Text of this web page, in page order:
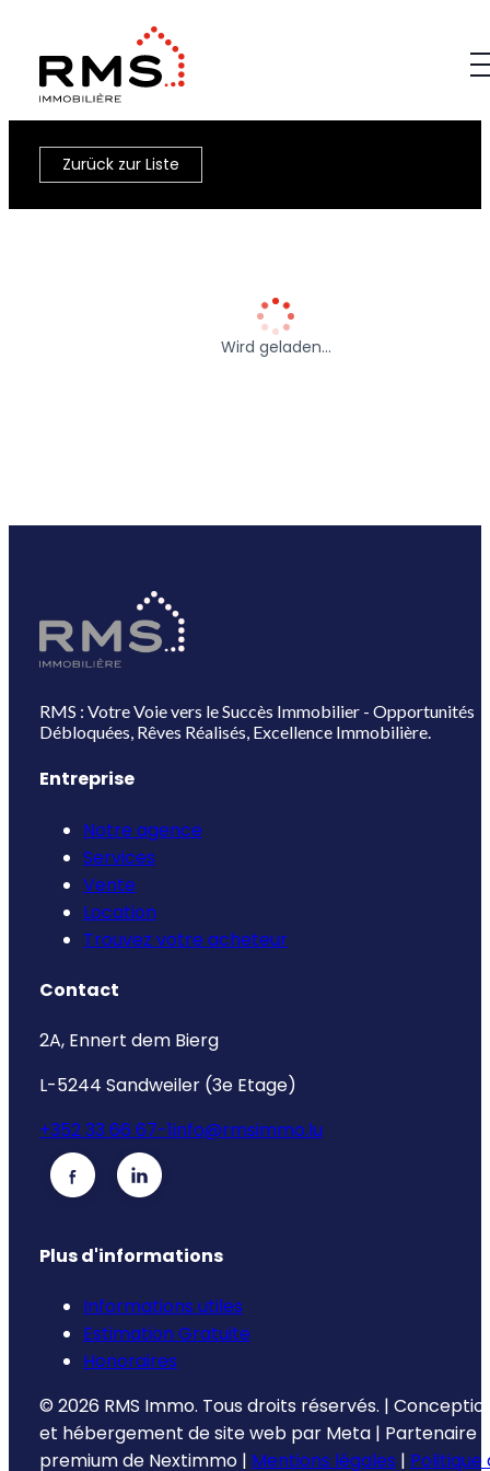
Zurück zur Liste
Wird geladen…
RMS : Votre Voie vers le Succès Immobilier - Opportunités
Débloquées, Rêves Réalisés, Excellence Immobilière.
Entreprise
Notre agence
Services
Vente
Location
Trouvez votre acheteur
Contact
2A, Ennert dem Bierg
L-5244 Sandweiler (3e Etage)
+352 33 66 67-1info@rmsimmo.lu
Plus d'informations
Informations utiles
Estimation Gratuite
Honoraires
© 2026 RMS Immo. Tous droits réservés. |
et hébergement de site web par Meta | Partenaire
premium de Nextimmo | Mentions légales | Politique